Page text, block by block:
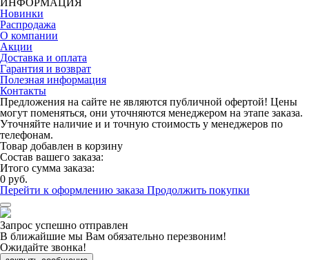
ИНФОРМАЦИЯ
Новинки
Распродажа
О компании
Акции
Доставка и оплата
Гарантия и возврат
Полезная информация
Контакты
Предложения на сайте не являются публичной офертой! Цены
могут поменяться, они уточняются менеджером на этапе заказа.
Уточняйте наличие и и точную стоимость у менеджеров по
телефонам.
Товар добавлен в корзину
Состав вашего заказа:
Итого сумма заказа:
0 руб.
Перейти к оформлению заказа Продолжить покупки
Запрос успешно отправлен
В ближайшие мы Вам обязательно перезвоним!
Ожидайте звонка!